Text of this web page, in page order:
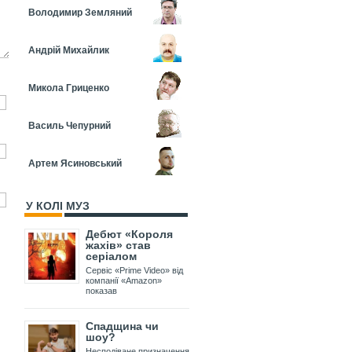
Володимир Земляний
Андрій Михайлик
Микола Гриценко
Василь Чепурний
Артем Ясиновський
У КОЛІ МУЗ
Дебют «Короля
жахів» став
серіалом
Сервіс «Prime Video» від
компанії «Amazon»
показав
Спадщина чи
шоу?